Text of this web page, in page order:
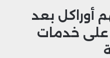
أوراكل بعد
خدمات